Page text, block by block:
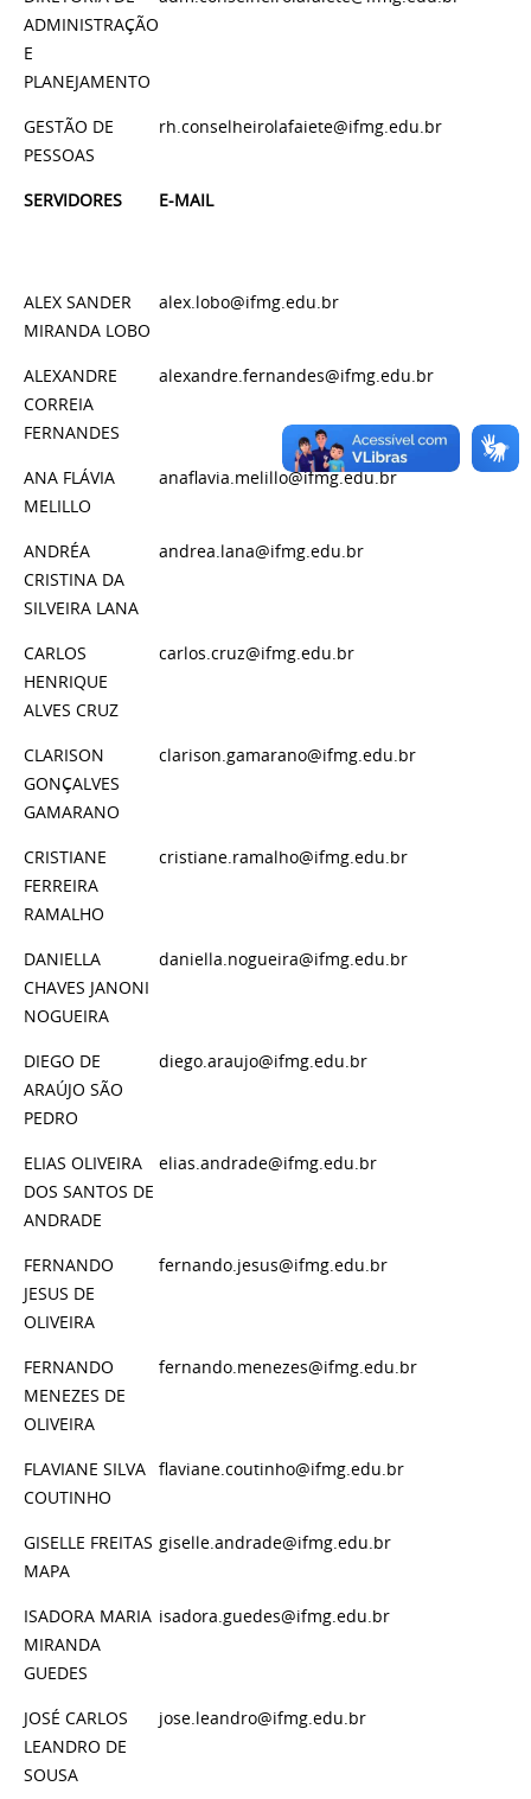
ADMINISTRAÇÃO
E
PLANEJAMENTO
GESTÃO DE
PESSOAS
rh.conselheirolafaiete@ifmg.edu.br
SERVIDORES E-MAIL
ALEX SANDER
MIRANDA LOBO
alex.lobo@ifmg.edu.br
ALEXANDRE
CORREIA
FERNANDES
alexandre.fernandes@ifmg.edu.br
ANA FLÁVIA
MELILLO
anaflavia.melillo@ifmg.edu.br
ANDRÉA
CRISTINA DA
SILVEIRA LANA
andrea.lana@ifmg.edu.br
CARLOS
HENRIQUE
ALVES CRUZ
carlos.cruz@ifmg.edu.br
CLARISON
GONÇALVES
GAMARANO
clarison.gamarano@ifmg.edu.br
CRISTIANE
FERREIRA
RAMALHO
cristiane.ramalho@ifmg.edu.br
DANIELLA
CHAVES JANONI
NOGUEIRA
daniella.nogueira@ifmg.edu.br
DIEGO DE
ARAÚJO SÃO
PEDRO
diego.araujo@ifmg.edu.br
ELIAS OLIVEIRA
DOS SANTOS DE
ANDRADE
elias.andrade@ifmg.edu.br
FERNANDO
JESUS DE
OLIVEIRA
fernando.jesus@ifmg.edu.br
FERNANDO
MENEZES DE
OLIVEIRA
fernando.menezes@ifmg.edu.br
FLAVIANE SILVA
COUTINHO
flaviane.coutinho@ifmg.edu.br
GISELLE FREITAS
MAPA
giselle.andrade@ifmg.edu.br
ISADORA MARIA
MIRANDA
GUEDES
isadora.guedes@ifmg.edu.br
JOSÉ CARLOS
LEANDRO DE
SOUSA
jose.leandro@ifmg.edu.br